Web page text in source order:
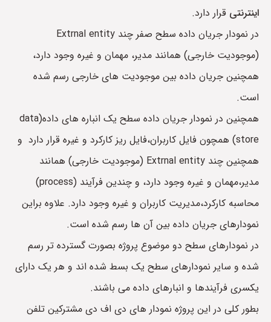
اینترنتی قرار دارد.
در نمودار جریان داده سطح صفر چند Extrnal entity
(موجودیت خارجی) همانند مدیر، مهمان و غیره وجود دارد،
همچنین جریان داده بین موجودیت های خارجی رسم شده
است.
همچنین در نمودار جریان داده سطح یک انباره های داده(data
store) همچون فایل کاربران،فایل ریز کارکرد و غیره قرار دارد و
همچنین چند Extrnal entity (موجودیت خارجی) همانند
مدیر،مهمان و غیره وجود دارد، و چندین فرآیند (process)
محاسبه کارکرد،مدیریت کاربران و غیره وجود دارد. علاوه براین
نمودارهای جریان داده بین آن ها رسم شده است.
در نمودارهای سطح دو موضوع پروژه بصورت گسترده تر رسم
شده و سایر نمودارهای سطح یک بسط شده اند و هر یک دارای
یکسری فرآیندها و انبارهای داده می باشند.
بطور کلی در این پروژه نمودار های دی اف دی مشترکین تلفن